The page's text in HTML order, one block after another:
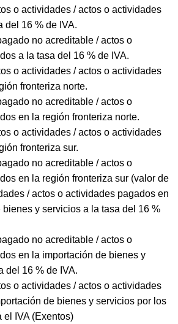
o actividades / actos o actividades
del 16 % de IVA.
no acreditable / actos o
a la tasa del 16 % de IVA.
o actividades / actos o actividades
fronteriza norte.
no acreditable / actos o
en la región fronteriza norte.
o actividades / actos o actividades
fronteriza sur.
no acreditable / actos o
en la región fronteriza sur (valor de
/ actos o actividades pagados en
bienes y servicios a la tasa del 16 %
no acreditable / actos o
en la importación de bienes y
del 16 % de IVA.
o actividades / actos o actividades
de bienes y servicios por los
el IVA (Exentos)